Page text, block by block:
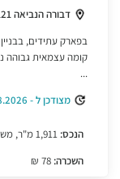
דבורה הנביאה 119-121, תל אביב יפו, רמת החייל / עתידים
קומה עצמאית גבוהה
...
מצודכן ל - 02.08.2026
הנכס:
השכרה: